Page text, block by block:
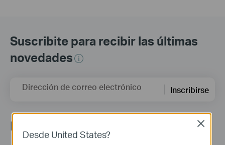
Suscribite para recibir las últimas
novedades
Dirección de correo electrónico Inscribirse
Nuestras redes
Desde United States?
Close